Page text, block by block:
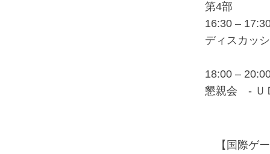
第4部
16:30 –
ディスカッ
18:00 –
懇親会 - Ｕ
【国際ゲー